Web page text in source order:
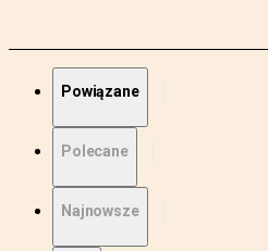
Powiązane
Polecane
Najnowsze